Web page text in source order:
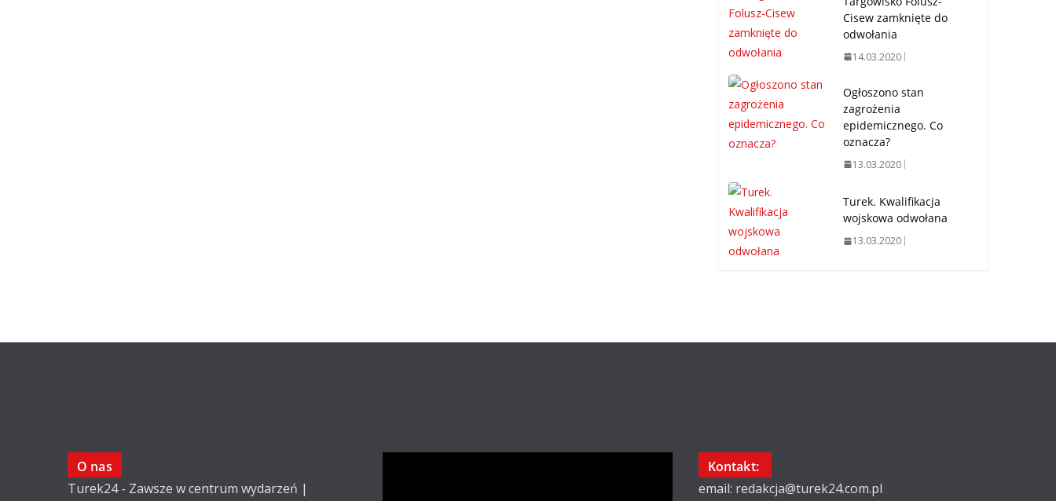
Cisew zamknięte do
odwołania
14.03.2020
Ogłoszono stan
zagrożenia
epidemicznego. Co
oznacza?
13.03.2020
Turek. Kwalifikacja
wojskowa odwołana
13.03.2020
O nas
Turek24 - Zawsze w centrum wydarzeń |
Kontakt:
email: redakcja@turek24.com.pl